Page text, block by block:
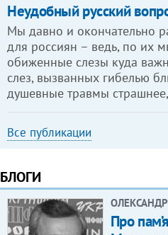
​Неудобный русский
Мы давно и окончательно
для россиян – ведь, по их
обиженные слезы куда
слез, вызванных гибелью
душевные травмы
Все публикации
БЛОГИ
Про